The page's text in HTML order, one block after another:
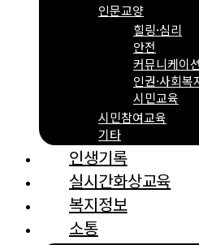
인문교양
힐링·심리
안전
커뮤니케이션
인권·사회복
시민교육
시민참여교육
기타
인생기록
실시간화상교육
복지정보
소통